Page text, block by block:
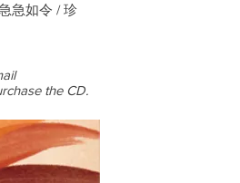
急如令 / 珍
the CD.